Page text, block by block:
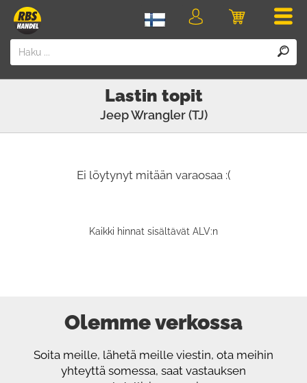
Ostoskori
Kirjaudu
Lastin topit
JeepWrangler (TJ)
Ei löytynyt mitään varaosaa :(
Kaikki hinnat sisältävät ALV:n
Olemme verkossa
Soita meille, lähetä meille viestin, ota meihin
yhteyttä somessa, saat vastauksen